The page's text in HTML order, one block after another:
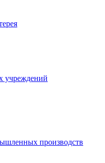
учреждений
производств